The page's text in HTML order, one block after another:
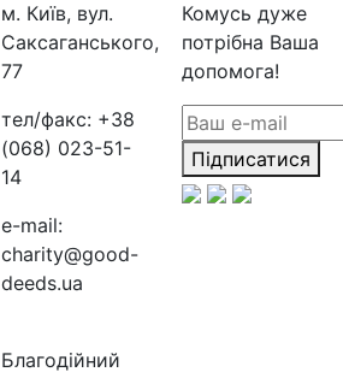
м. Київ, вул.
Саксаганського,
77
тел/факс: +38
(068) 023-51-
14
e-mail:
charity@good-
deeds.ua
Благодійний
Комусь дуже
потрібна Ваша
допомога!
Підписатися